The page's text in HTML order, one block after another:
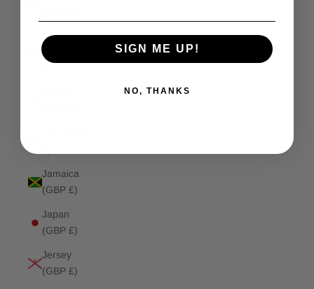
Isle of
Man (GBP
Jamaica
(GBP £)
Japan
(GBP £)
Jersey
(GBP £)
SIGN ME UP!
NO, THANKS